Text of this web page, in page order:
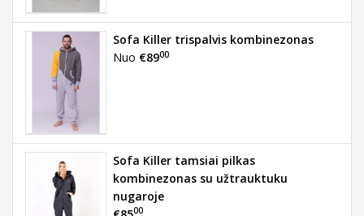
Sofa Killer trispalvis kombinezonas
Nuo €8900
Sofa Killer tamsiai pilkas
kombinezonas su užtrauktuku
nugaroje
00